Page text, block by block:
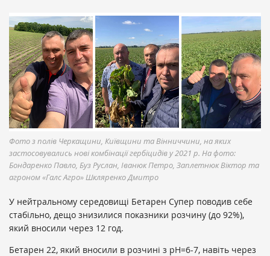
Фото з полів Черкащини, Київщини та Вінниччини, на яких
застосовувались нові комбінації гербіцидів у 2021 р. На фото:
Бондаренко Павло, Буз Руслан, Іванюк Петро, Заплетнюк Віктор та
агроном «Галс Агро» Шкляренко Дмитро
У нейтральному середовищі Бетарен Супер поводив себе
стабільно, дещо знизилися показники розчину (до 92%),
який вносили через 12 год.
Бетарен 22, який вносили в розчині з рН=6-7, навіть через